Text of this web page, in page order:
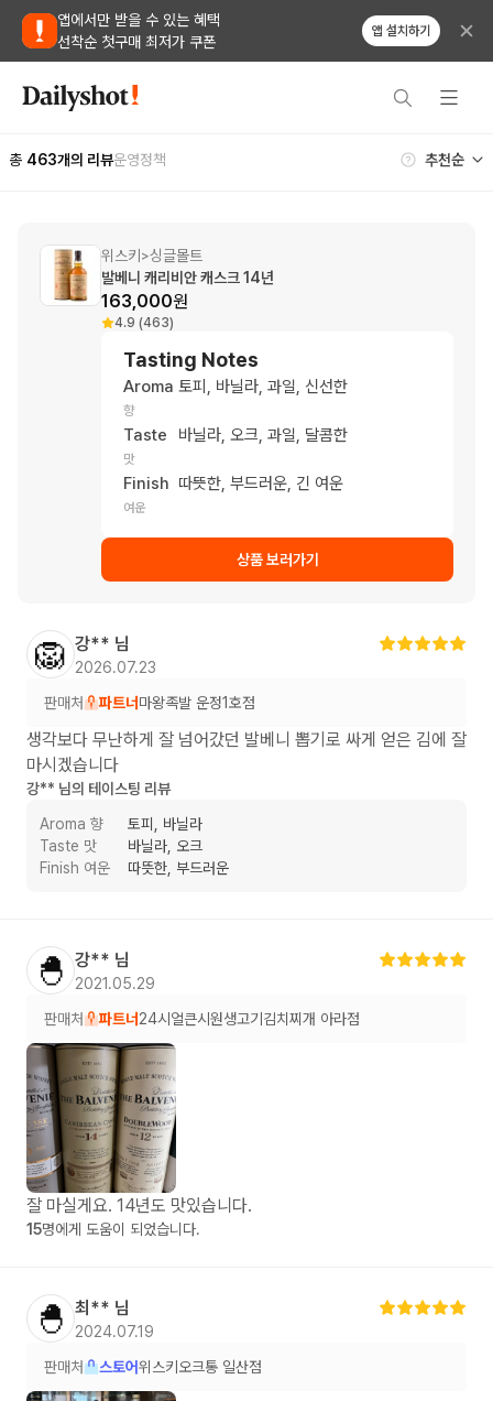
앱에서만 받을 수 있는 혜택
선착순 첫구매 최저가 쿠폰
앱 설치하기
총 463개의 리뷰운영정책
위스키 >싱글몰트
발베니 캐리비안 캐스크 14년
163,000원
4.9 (463)
Tasting Notes
Aroma
향
토피, 바닐라, 과일, 신선한
Taste
맛
바닐라, 오크, 과일, 달콤한
Finish
여운
따뜻한, 부드러운, 긴 여운
상품 보러가기
🦁 강** 님
2026.07.23
판매처 파트너 마왕족발 운정1호점
생각보다 무난하게 잘 넘어갔던 발베니 뽑기로 싸게 얻은 김에 잘
마시겠습니다
강** 님의 테이스팅 리뷰
Aroma 향
토피, 바닐라
Taste 맛
바닐라, 오크
Finish 여운
따뜻한, 부드러운
🐣 강** 님
2021.05.29
판매처 파트너 24시얼큰시원생고기김치찌개 아라점
잘 마실게요. 14년도 맛있습니다.
15명에게 도움이 되었습니다.
🐣 최** 님
2024.07.19
판매처 스토어위스키오크통 일산점